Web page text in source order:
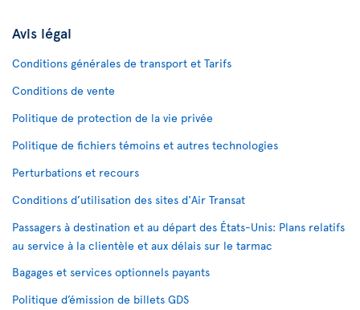
Avis légal
Conditions générales de transport et Tarifs
Conditions de vente
Politique de protection de la vie privée
Politique de fichiers témoins et autres technologies
Perturbations et recours
Conditions d’utilisation des sites d'Air Transat
Passagers à destination et au départ des États-Unis: Plans relatifs
au service à la clientèle et aux délais sur le tarmac
Bagages et services optionnels payants
Politique d’émission de billets GDS